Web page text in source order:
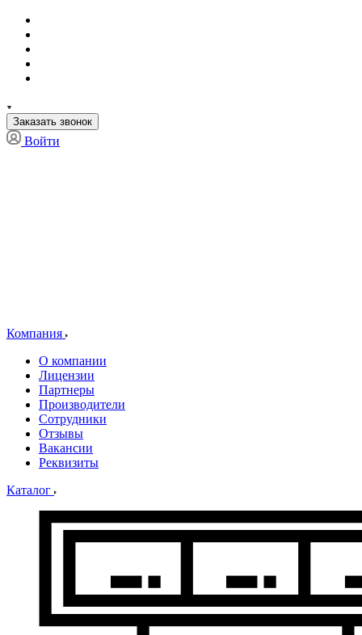
Заказать звонок
Войти
Компания
О компании
Лицензии
Партнеры
Производители
Сотрудники
Отзывы
Вакансии
Реквизиты
Каталог